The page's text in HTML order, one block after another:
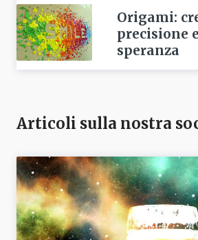
Origami:
precisione
speranza
Articoli sulla nostra